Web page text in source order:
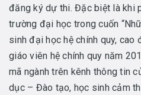
đăng ký dự thi. Đặc biệt là khi
trường đại học trong cuốn
sinh đại học hệ chính quy, cao
giáo viên hệ chính quy năm
mã ngành trên kênh thông tin
dục – Đào tạo, học sinh cảm